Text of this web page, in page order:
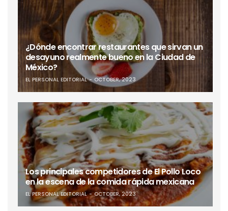
¿Dónde encontrar restaurantes que sirvan un
desayuno realmente bueno en la Ciudad de
México?
EL PERSONAL EDITORIAL OCTOBER, 2023
Los principales competidores de El Pollo Loco
en la escena de la comida rápida mexicana
EL PERSONAL EDITORIAL OCTOBER, 2023